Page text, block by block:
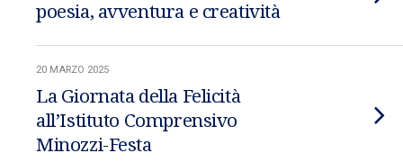
poesia, avventura e creatività
20 MARZO 2025
La Giornata della Felicità
all’Istituto Comprensivo
Minozzi-Festa